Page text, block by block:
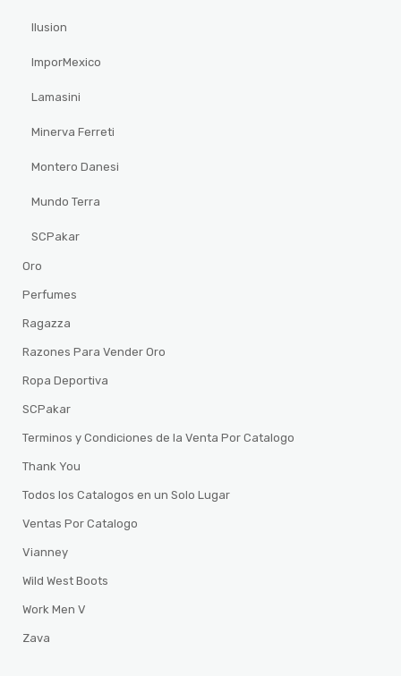
Ilusion
ImporMexico
Lamasini
Minerva Ferreti
Montero Danesi
Mundo Terra
SCPakar
Oro
Perfumes
Ragazza
Razones Para Vender Oro
Ropa Deportiva
SCPakar
Terminos y Condiciones de la Venta Por Catalogo
Thank You
Todos los Catalogos en un Solo Lugar
Ventas Por Catalogo
Vianney
Wild West Boots
Work Men V
Zava